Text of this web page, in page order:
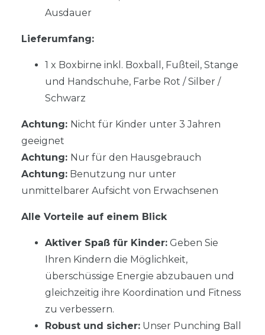
Ausdauer
Lieferumfang:
1 x Boxbirne inkl. Boxball, Fußteil, Stange
und Handschuhe, Farbe Rot / Silber /
Schwarz
Achtung: Nicht für Kinder unter 3 Jahren
geeignet
Achtung: Nur für den Hausgebrauch
Achtung: Benutzung nur unter
unmittelbarer Aufsicht von Erwachsenen
Alle Vorteile auf einem Blick
Aktiver Spaß für Kinder: Geben Sie
Ihren Kindern die Möglichkeit,
überschüssige Energie abzubauen und
gleichzeitig ihre Koordination und Fitness
zu verbessern.
Robust und sicher: Unser Punching Ball